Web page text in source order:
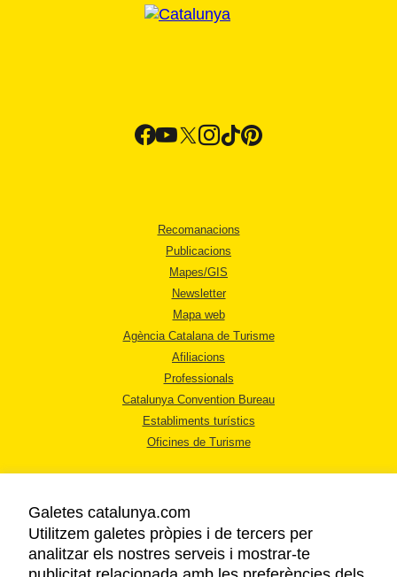
Recomanacions
Publicacions
Mapes/GIS
Newsletter
Mapa web
Agència Catalana de Turisme
Afiliacions
Professionals
Catalunya Convention Bureau
Establiments turístics
Oficines de Turisme
AVÍS LEGAL
Galetes catalunya.com
Utilitzem galetes pròpies i de tercers per
analitzar els nostres serveis i mostrar-te